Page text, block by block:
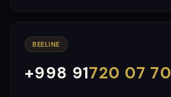
BEELINE
+998 91720 07 70
000
999